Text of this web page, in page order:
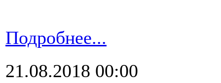
Подробнее...
21.08.2018 00:00